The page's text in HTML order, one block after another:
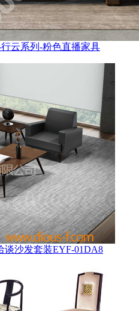
云系列-粉色直播家具
谈沙发套装EYF-01DA8